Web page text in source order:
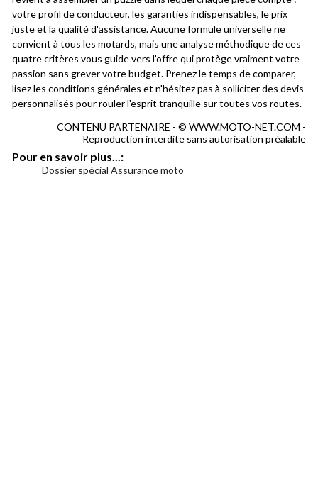
votre profil de conducteur, les garanties indispensables, le prix
juste et la qualité d'assistance. Aucune formule universelle ne
convient à tous les motards, mais une analyse méthodique de ces
quatre critères vous guide vers l'offre qui protège vraiment votre
passion sans grever votre budget. Prenez le temps de comparer,
lisez les conditions générales et n'hésitez pas à solliciter des devis
personnalisés pour rouler l'esprit tranquille sur toutes vos routes.
CONTENU PARTENAIRE - © WWW.MOTO-NET.COM -
Reproduction interdite sans autorisation préalable
Pour en savoir plus...:
Dossier spécial Assurance moto